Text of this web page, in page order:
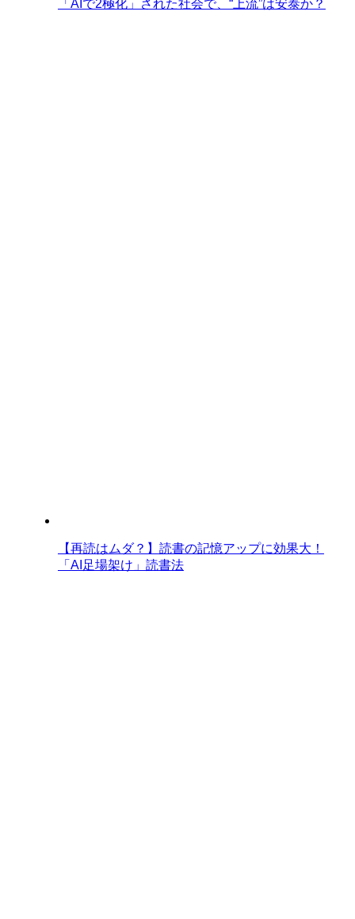
「AIで2極化」された社会で、“上流”は安泰か？
【再読はムダ？】読書の記憶アップに効果大！
「AI足場架け」読書法